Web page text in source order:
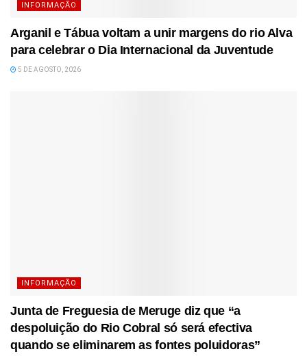
INFORMAÇÃO
Arganil e Tábua voltam a unir margens do rio Alva
para celebrar o Dia Internacional da Juventude
5 DE AGOSTO, 2026
INFORMAÇÃO
Junta de Freguesia de Meruge diz que “a
despoluição do Rio Cobral só será efectiva
quando se eliminarem as fontes poluidoras”